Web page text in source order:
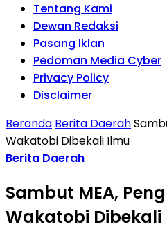
Tentang Kami
Dewan Redaksi
Pasang Iklan
Pedoman Media Cyber
Privacy Policy
Disclaimer
Beranda Berita Daerah
Wakatobi Dibekali Ilmu
Berita Daerah
Sambut MEA,
Wakatobi Dibekali